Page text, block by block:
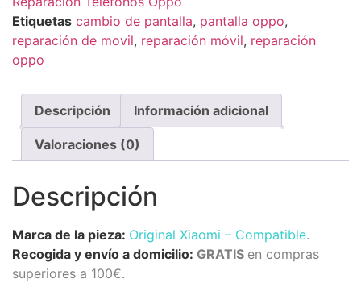
Etiquetas cambio de pantalla, pantalla oppo,
reparación de movil, reparación móvil, reparación
oppo
Descripción Información adicional
Valoraciones (0)
Descripción
Marca de la pieza: Original Xiaomi – Compatible.
Recogida y envío a domicilio: GRATIS en compras
superiores a 100€.